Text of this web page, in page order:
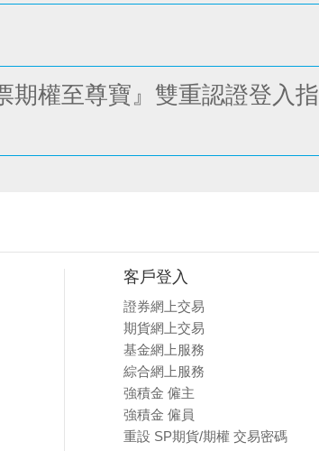
期權至尊寶』雙重認證登入指
客戶登入
證券網上交易
期貨網上交易
基金網上服務
綜合網上服務
強積金 僱主
強積金 僱員
重設 SP期貨/期權 交易密碼